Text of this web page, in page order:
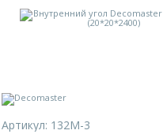
Артикул: 132M-3